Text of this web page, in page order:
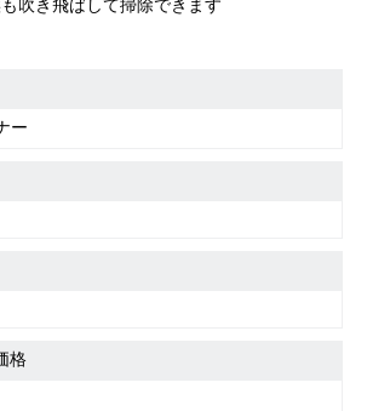
吹き飛ばして掃除できます
ー
格